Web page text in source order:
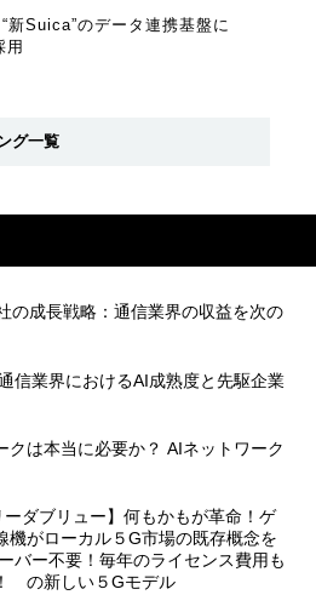
新Suica”のデータ連携基盤に
用
グ一覧
の成長戦略：通信業界の収益を次の
信業界におけるAI成熟度と先駆企業
クは本当に必要か？ AIネットワーク
ーダブリュー】何もかもが革命！ゲ
機がローカル５G市場の既存概念を
バー不要！毎年のライセンス費用も
の新しい５Gモデル